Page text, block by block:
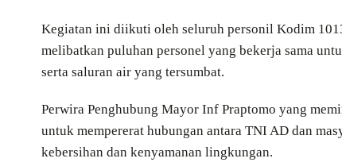
Kegiatan ini diikuti oleh seluruh personil Kodim
melibatkan puluhan personel yang bekerja sama
serta saluran air yang tersumbat.
Perwira Penghubung Mayor Inf Praptomo yang
untuk mempererat hubungan antara TNI AD dan
kebersihan dan kenyamanan lingkungan.